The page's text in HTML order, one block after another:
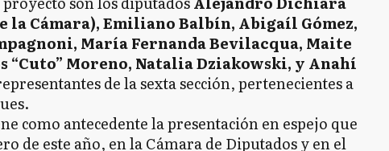
la Cámara), Emiliano Balbín, Abigaíl Gómez,
María Fernanda Bevilacqua, Maite
“Cuto” Moreno, Natalia Dziakowski, y Anahí
de la sexta sección, pertenecientes a
como antecedente la presentación en espejo que
de este año, en la Cámara de Diputados y en el